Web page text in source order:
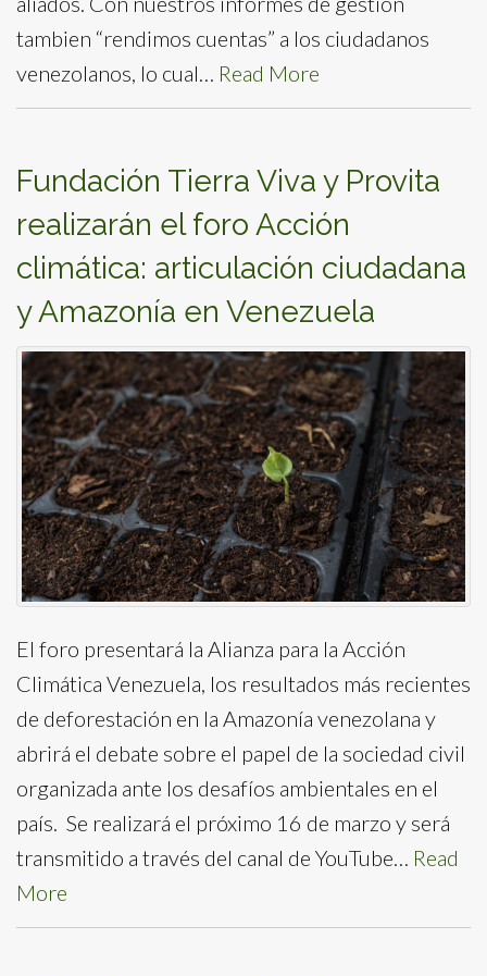
tambien “rendimos cuentas” a los ciudadanos
venezolanos, lo cual… Read More
Fundación Tierra Viva y Provita
realizarán el foro Acción
climática: articulación ciudadana
y Amazonía en Venezuela
El foro presentará la Alianza para la Acción
Climática Venezuela, los resultados más recientes
de deforestación en la Amazonía venezolana y
abrirá el debate sobre el papel de la sociedad civil
organizada ante los desafíos ambientales en el
país. Se realizará el próximo 16 de marzo y será
transmitido a través del canal de YouTube… Read
More